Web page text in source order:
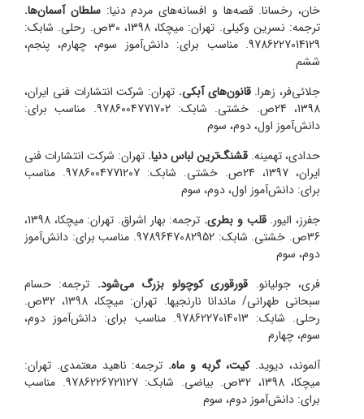
خان، رخسانا. قصه‌ها و افسانه‌های مردم دنیا:سلطان آسمان‌ها.
ترجمه: نسرین وکیلی. تهران: میچکا، 1398، 30ص. رحلی. شابک:
9786227014129. مناسب برای: دانش‌آموز سوم، چهارم، پنجم،
ششم
جلائی‌فر، زهرا.قانون‌های آبکی. تهران: شرکت انتشارات فنی ایران،
1398، 24ص. خشتی. شابک: 9786004771702. مناسب برای:
دانش‌آموز اول، دوم، سوم
حدادی، تهمینه. قشنگ‌ترین لباس دنیا. تهران: شرکت انتشارات فنی
ایران، 1397، 24ص. خشتی. شابک: 9786004771207. مناسب
برای: دانش‌آموز اول، دوم، سوم
جفرز، الیور.قلب و بطری.
ترجمه: بهار اشراق. تهران: میچکا، 1398،
36ص. خشتی. شابک: 9789647082952. مناسب برای: دانش‌آموز
دوم، سوم
فری، جولیا‌نو. قورقوری کوچولو بزرگ می‌شود. ترجمه: حسام
سبحانی طهرانی/ ماندانا نارنجیها. تهران: میچکا، 1398، 32ص.
رحلی. شابک: 9786227014013. مناسب برای: دانش‌آموز دوم،
سوم، چهارم
آلموند، دیوید.کیت، گربه و ماه. ترجمه: ناهید معتمدی. تهران:
میچکا، 1398، 32ص. بیاضی. شابک: 9786226721127. مناسب
برای: دانش‌آموز دوم، سوم